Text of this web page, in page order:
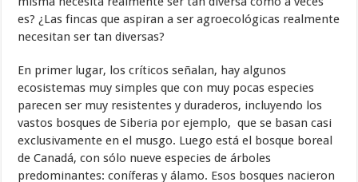
es? ¿Las fincas que aspiran a ser agroecológicas realmente
necesitan ser tan diversas?
En primer lugar, los críticos señalan, hay algunos
ecosistemas muy simples que con muy pocas especies
parecen ser muy resistentes y duraderos, incluyendo los
vastos bosques de Siberia por ejemplo, que se basan casi
exclusivamente en el musgo. Luego está el bosque boreal
de Canadá, con sólo nueve especies de árboles
predominantes: coníferas y álamo. Esos bosques nacieron